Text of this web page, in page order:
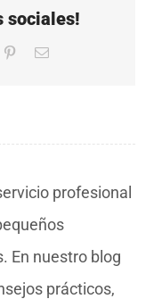
sociales!
PinterestCorreo
profesional
En nuestro blog
prácticos,